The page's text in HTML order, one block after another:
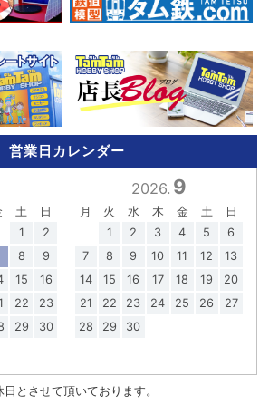
営業日カレンダー
土
日
1
2
8
9
15
16
22
23
29
30
2026. 9
月 火 水 木 金 土
日
1
2 3 4 5
6
7
8 9 10 11 12
13
14
15 16 17 18 19
20
21
22 23 24 25 26
27
28
29 30
とさせて頂いております。